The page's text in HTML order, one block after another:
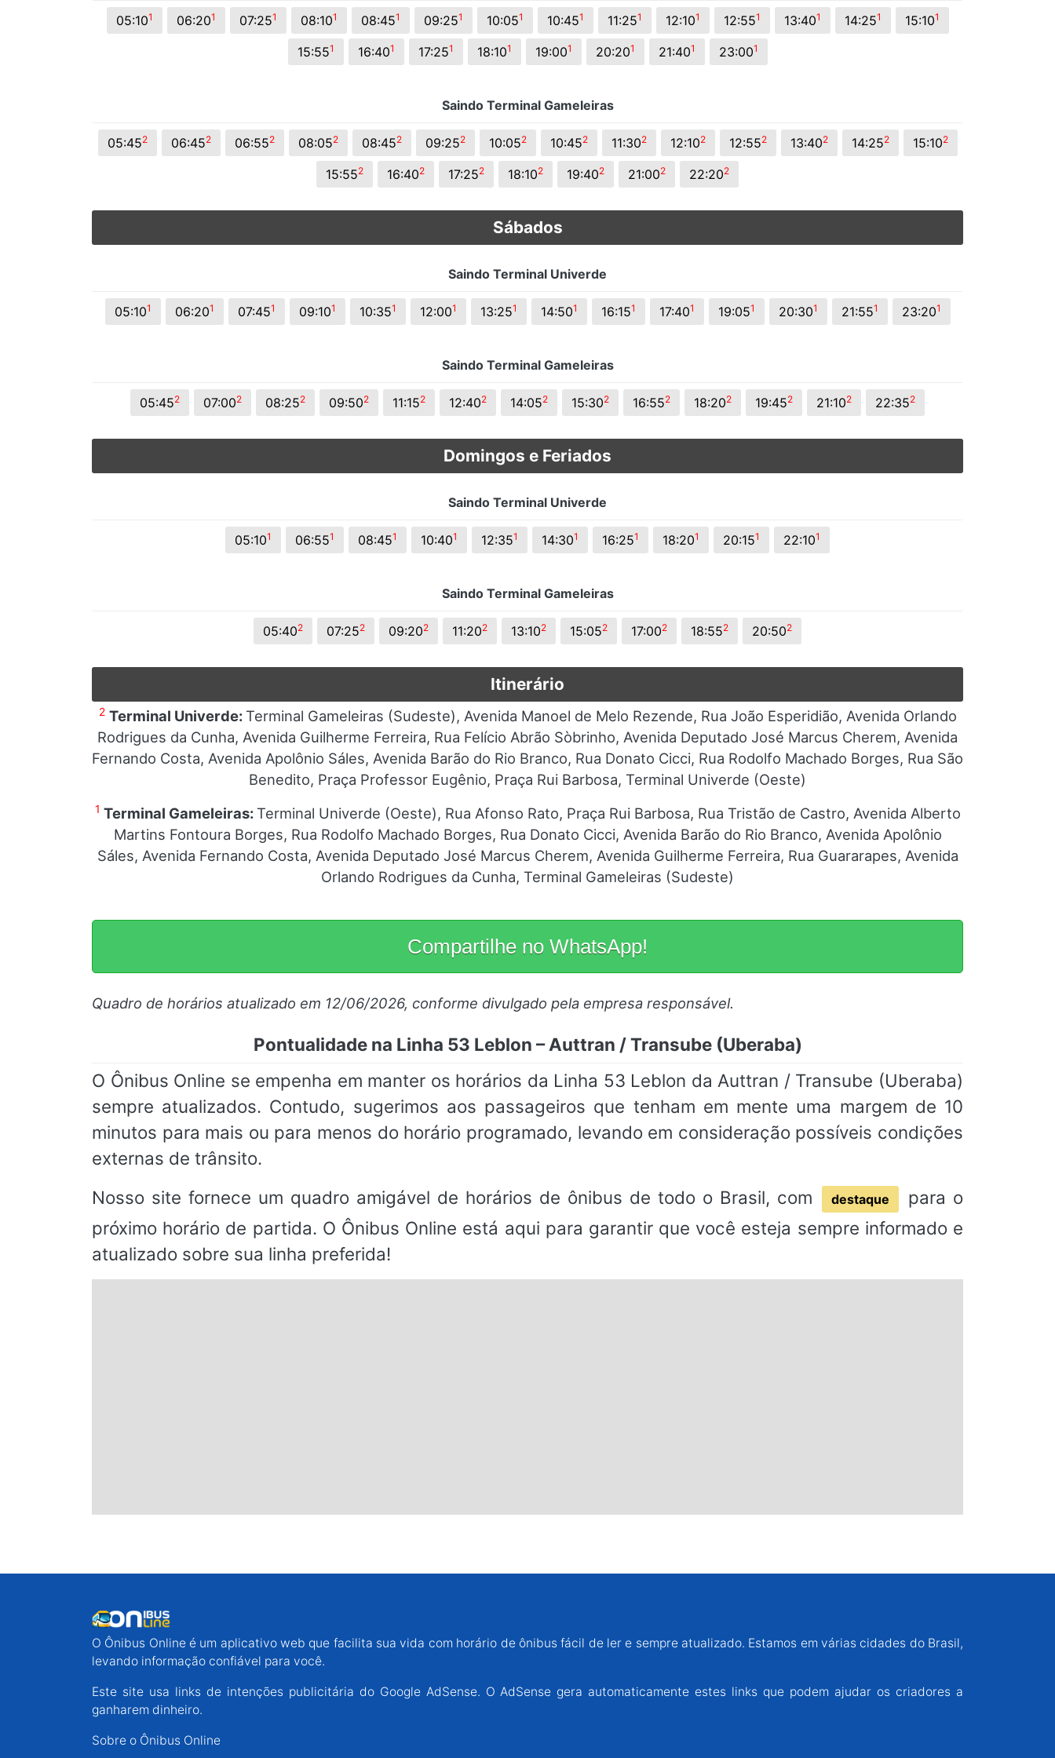
© 2026 Viva City Serviços Digitais Ltda. Todos os direitos reservados.
05:101 06:201 07:251 08:101 08:451 09:251 10:051 10:451 11:251 12:101 12:551 13:401 14:251 15:101
15:551 16:401 17:251 18:101 19:001 20:201 21:401 23:001
Saindo Terminal Gameleiras
05:452 06:452 06:552 08:052 08:452 09:252 10:052 10:452 11:302 12:102 12:552 13:402 14:252 15:102
15:552 16:402 17:252 18:102 19:402 21:002 22:202
Sábados
Saindo Terminal Univerde
05:101 06:201 07:451 09:101 10:351 12:001 13:251 14:501 16:151 17:401 19:051 20:301 21:551 23:201
Saindo Terminal Gameleiras
05:452 07:002 08:252 09:502 11:152 12:402 14:052 15:302 16:552 18:202 19:452 21:102 22:352
Domingos e Feriados
Saindo Terminal Univerde
05:101 06:551 08:451 10:401 12:351 14:301 16:251 18:201 20:151 22:101
Saindo Terminal Gameleiras
05:402 07:252 09:202 11:202 13:102 15:052 17:002 18:552 20:502
Itinerário
2 Terminal Univerde:Terminal Gameleiras (Sudeste), Avenida Manoel de Melo Rezende, Rua João Esperidião, Avenida Orlando
Rodrigues da Cunha, Avenida Guilherme Ferreira, Rua Felício Abrão Sòbrinho, Avenida Deputado José Marcus Cherem, Avenida
Fernando Costa, Avenida Apolônio Sáles, Avenida Barão do Rio Branco, Rua Donato Cicci, Rua Rodolfo Machado Borges, Rua São
Benedito, Praça Professor Eugênio, Praça Rui Barbosa, Terminal Univerde (Oeste)
1 Terminal Gameleiras:Terminal Univerde (Oeste), Rua Afonso Rato, Praça Rui Barbosa, Rua Tristão de Castro, Avenida Alberto
Martins Fontoura Borges, Rua Rodolfo Machado Borges, Rua Donato Cicci, Avenida Barão do Rio Branco, Avenida Apolônio
Sáles, Avenida Fernando Costa, Avenida Deputado José Marcus Cherem, Avenida Guilherme Ferreira, Rua Guararapes, Avenida
Orlando Rodrigues da Cunha, Terminal Gameleiras (Sudeste)
Compartilhe no WhatsApp!
Quadro de horários atualizado em 12/06/2026, conforme divulgado pela empresa responsável.
Pontualidade na Linha 53 Leblon – Auttran / Transube (Uberaba)
O Ônibus Online se empenha em manter os horários da Linha 53 Leblon da Auttran / Transube (Uberaba)
sempre atualizados. Contudo, sugerimos aos passageiros que tenham em mente uma margem de 10
minutos para mais ou para menos do horário programado, levando em consideração possíveis condições
externas de trânsito.
Nosso site fornece um quadro amigável de horários de ônibus de todo o Brasil, com
destaque
para o
próximo horário de partida. O Ônibus Online está aqui para garantir que você esteja sempre informado e
atualizado sobre sua linha preferida!
O Ônibus Online é um aplicativo web que facilita sua vida com horário de ônibus fácil de ler e sempre atualizado. Estamos em várias cidades do Brasil,
levando informação confiável para você.
Este site usa links de intenções publicitária do Google AdSense. O AdSense gera automaticamente estes links que podem ajudar os criadores a
ganharem dinheiro.
Sobre o Ônibus Online